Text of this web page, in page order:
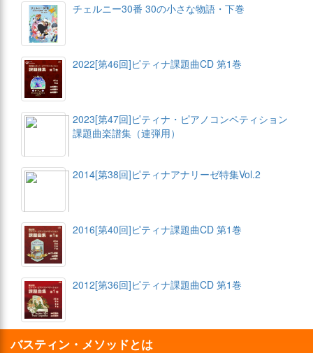
チェルニー30番 30の小さな物語・下巻
2022[第46回]ピティナ課題曲CD 第1巻
2023[第47回]ピティナ・ピアノコンペティション
課題曲楽譜集（連弾用）
2014[第38回]ピティナアナリーゼ特集Vol.2
2016[第40回]ピティナ課題曲CD 第1巻
2012[第36回]ピティナ課題曲CD 第1巻
バスティン・メソッドとは